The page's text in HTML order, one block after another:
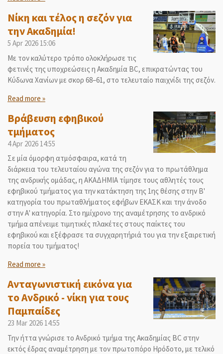
Νίκη και τέλος η σεζόν για
την Ακαδημία!
5 Apr 2026 15:06
Με τον καλύτερο τρόπο ολοκλήρωσε τις
φετινές της υποχρεώσεις η Ακαδημία BC, επικρατώντας του
Κύδωνα Χανίων με σκορ 68–61, στο τελευταίο παιχνίδι της σεζόν.
Read more »
Βράβευση εφηβικού
τμήματος
4 Apr 2026 14:55
Σε μία όμορφη ατμόσφαιρα, κατά τη
διάρκεια του τελευταίου αγώνα της σεζόν για το πρωτάθλημα
της ανδρικής ομάδας, η ΑΚΑΔΗΜΙΑ τίμησε τους αθλητές τους
εφηβικού τμήματος για την κατάκτηση της 1ης θέσης στην Β'
κατηγορία του πρωταθλήματος εφήβων ΕΚΑΣΚ και την άνοδο
στην Α' κατηγορία. Στο ημίχρονο της αναμέτρησης το ανδρικό
τμήμα απένειμε τιμητικές πλακέτες στους παίκτες του
εφηβικού και εξέφρασε τα συγχαρητήριά του για την εξαιρετική
πορεία του τμήματος!
Read more »
Ανταγωνιστική εικόνα για
το Ανδρικό - νίκη για τους
Παμπαίδες
23 Mar 2026 14:55
Την ήττα γνώρισε το Ανδρικό τμήμα της Ακαδημίας BC στην
εκτός έδρας αναμέτρηση με τον πρωτοπόρο Ηρόδοτο, με τελικό